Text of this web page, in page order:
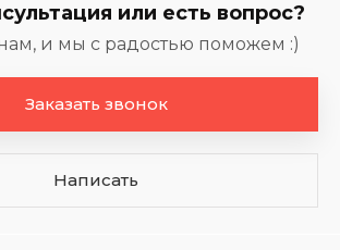
или есть вопрос?
и мы с радостью поможем :)
Заказать звонок
Написать